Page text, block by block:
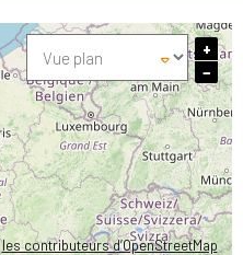
les contributeurs d’OpenStreetMap
+
−